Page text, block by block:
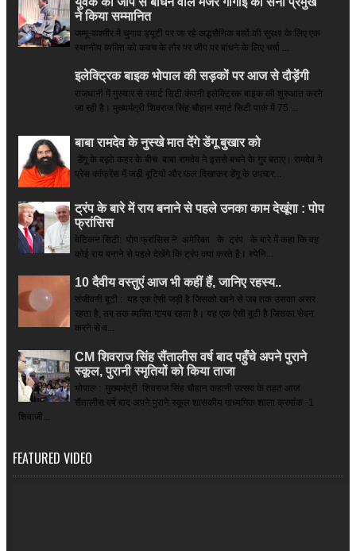
ने किया सम्‍मानित
जम्मू-कश्मीर में चुनाव ड्यूटी पर जा रहे अद्धसैनिक बलों की सुरक्षा के लिए एक
स्थानीय व्यक्ति को कवच के तौर पर जीप पर बांधने के लिए चर्चा ...
इलेक्ट्रिक बाइक भोपाल की सड़कों पर आज से दौड़ेंगी
राजधानी में गुरुवार से स्मार्ट सिटी कंपनी इलेक्ट्रिक बाइक की शुरुआत करने
जा रही है। मुख्यमंत्री शिवराज सिंह चौहान स्मार्ट सिटी पार्क में 75 ...
बाबा रामदेव के नुस्खे मात देंगे डेंगू बुखार को
डेंगू के बढ़ते कहर के बीच बाबा रामदेव ने इससे बचने के गुर बताए। रामदेव ने
प्रेस कांफ्रेंस में जड़ी बूटियों और फल दिखाकर डेंगू के उपचार...
ट्रंप के बारे में राय बनाने से पहले उनका काम देखूंगा : पोप
फ्रांसिस
वेटिकन सिटी: पोप फ्रांसिस ने अमेरिका के ट्रंप के बारे में कहा कि वह
कोई राय बनाने से पहले देखेंगे कि ट्रंप क्या करते हैं। स्पेनि...
10 दैवीय वस्तुएं आज भी कहीं हैं, जानिए रहस्य..
संजीवनी बूटी : यह एक ऐसी जड़ी है जिसको खाने से जब तक उसका असर
रहता है, तब तक व्यक्ति गायब रहता है। यह एक ऐसी बूटी है जिसका सेवन
करने से व...
CM शिवराज सिंह सैंतालीस वर्ष बाद पहुँचे अपने पुराने
स्कूल, पुरानी स्मृतियों को किया ताजा
भोपाल : मुख्यमंत्री शिवराज सिंह चौहान कहानी उत्सव के तहत आज
सैंतालीस वर्ष बाद अपने पुराने स्कूल शासकीय माध्यमिक शाला क्रमांक -1
शिवाजी...
FEATURED VIDEO